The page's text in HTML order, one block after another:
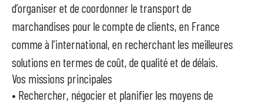
d’organiser et de coordonner le transport de
marchandises pour le compte de clients, en France
comme à l’international, en recherchant les meilleures
solutions en termes de coût, de qualité et de délais.
Vos missions principales
• Rechercher, négocier et planifier les moyens de